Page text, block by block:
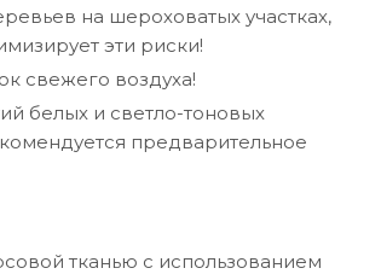
на шероховатых участках,
эти риски!
свежего воздуха!
белых и светло-тоновых
предварительное
тканью с использованием